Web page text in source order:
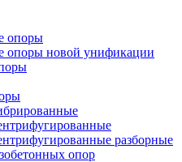
опоры
опоры новой унификации
разборные
опор